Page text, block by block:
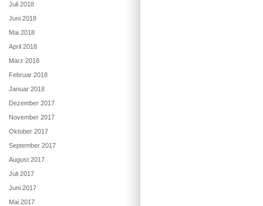
Juli 2018
Juni 2018
Mai 2018
April 2018
März 2018
Februar 2018
Januar 2018
Dezember 2017
November 2017
Oktober 2017
September 2017
August 2017
Juli 2017
Juni 2017
Mai 2017